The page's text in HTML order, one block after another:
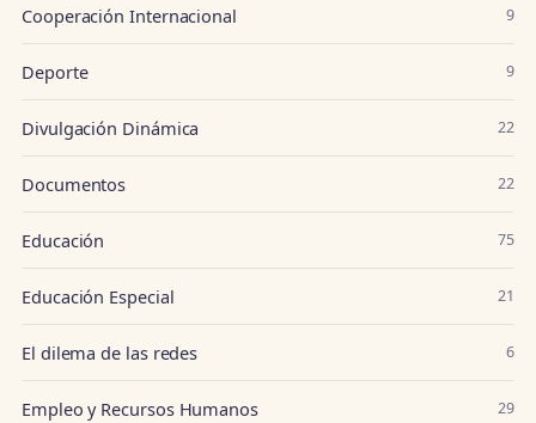
Cooperación Internacional 9
Deporte 9
Divulgación Dinámica 22
Documentos 22
Educación 75
Educación Especial 21
El dilema de las redes 6
Empleo y Recursos Humanos 29